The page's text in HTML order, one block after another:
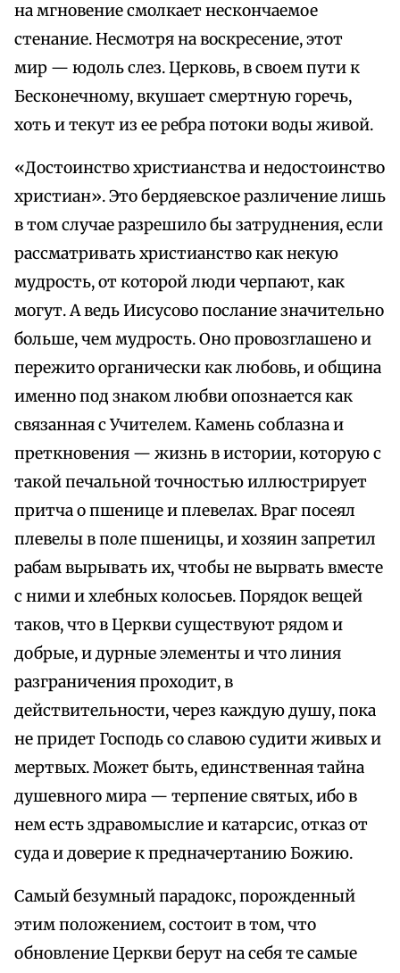
на мгновение смолкает нескончаемое
стенание. Несмотря на воскресение, этот
мир — юдоль слез. Церковь, в своем пути к
Бесконечному, вкушает смертную горечь,
хоть и текут из ее ребра потоки воды живой.
«Достоинство христианства и недостоинство
христиан». Это бердяевское различение лишь
в том случае разрешило бы затруднения, если
рассматривать христианство как некую
мудрость, от которой люди черпают, как
могут. А ведь Иисусово послание значительно
больше, чем мудрость. Оно провозглашено и
пережито органически как любовь, и община
именно под знаком любви опознается как
связанная с Учителем. Камень соблазна и
преткновения — жизнь в истории, которую с
такой печальной точностью иллюстрирует
притча о пшенице и плевелах. Враг посеял
плевелы в поле пшеницы, и хозяин запретил
рабам вырывать их, чтобы не вырвать вместе
с ними и хлебных колосьев. Порядок вещей
таков, что в Церкви существуют рядом и
добрые, и дурные элементы и что линия
разграничения проходит, в
действительности, через каждую душу, пока
не придет Господь со славою судити живых и
мертвых. Может быть, единственная тайна
душевного мира — терпение святых, ибо в
нем есть здравомыслие и катарсис, отказ от
суда и доверие к предначертанию Божию.
Самый безумный парадокс, порожденный
этим положением, состоит в том, что
обновление Церкви берут на себя те самые